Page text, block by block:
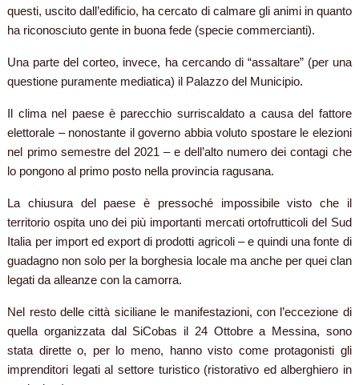
questi, uscito dall’edificio, ha cercato di calmare gli animi in quanto
ha riconosciuto gente in buona fede (specie commercianti).
Una parte del corteo, invece, ha cercando di “assaltare” (per una
questione puramente mediatica) il Palazzo del Municipio.
Il clima nel paese è parecchio surriscaldato a causa del fattore
elettorale – nonostante il governo abbia voluto spostare le elezioni
nel primo semestre del 2021 – e dell’alto numero dei contagi che
lo pongono al primo posto nella provincia ragusana.
La chiusura del paese è pressoché impossibile visto che il
territorio ospita uno dei più importanti mercati ortofrutticoli del Sud
Italia per import ed export di prodotti agricoli – e quindi una fonte di
guadagno non solo per la borghesia locale ma anche per quei clan
legati da alleanze con la camorra.
Nel resto delle città siciliane le manifestazioni, con l’eccezione di
quella organizzata dal SiCobas il 24 Ottobre a Messina, sono
stata dirette o, per lo meno, hanno visto come protagonisti gli
imprenditori legati al settore turistico (ristorativo ed alberghiero in